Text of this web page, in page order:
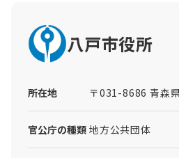
八戸市役所
所在地 〒031-8686 青森
官公庁の種類 地方公共団体